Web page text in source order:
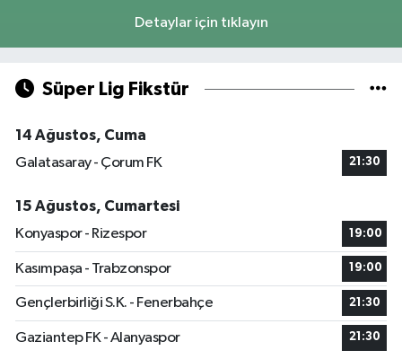
Detaylar için tıklayın
Süper Lig Fikstür
14 Ağustos, Cuma
Galatasaray - Çorum FK
21:30
15 Ağustos, Cumartesi
Konyaspor - Rizespor
19:00
Kasımpaşa - Trabzonspor 19:00
Gençlerbirliği S.K. - Fenerbahçe 21:30
Gaziantep FK - Alanyaspor 21:30